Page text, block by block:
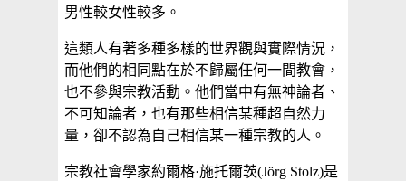
男性較女性較多。
這類人有著多種多樣的世界觀與實際情況，
而他們的相同點在於不歸屬任何一間教會，
也不參與宗教活動。他們當中有無神論者、
不可知論者，也有那些相信某種超自然力
量，卻不認為自己相信某一種宗教的人。
宗教社會學家約爾格·施托爾茨(Jörg Stolz)是